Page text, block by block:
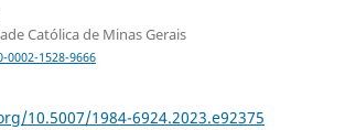
Católica de Minas Gerais
1528-9666
10.5007/1984-6924.2023.e92375